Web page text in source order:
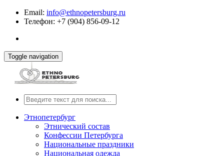
Email: info@ethnopetersburg.ru
Телефон: +7 (904) 856-09-12
Toggle navigation
Этнопетербург
Этнический состав
Конфессии Петербурга
Национальные праздники
Национальная одежда